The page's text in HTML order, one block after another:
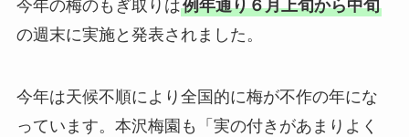
今年の梅のもぎ取りは例年通り６月上旬から中旬
の週末に実施と発表されました。
今年は天候不順により全国的に梅が不作の年にな
っています。本沢梅園も「実の付きがあまりよく